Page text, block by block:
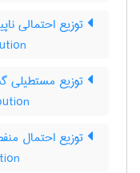
توزیع احتمالی
توزیع مستطیلی
توزیع احتمال